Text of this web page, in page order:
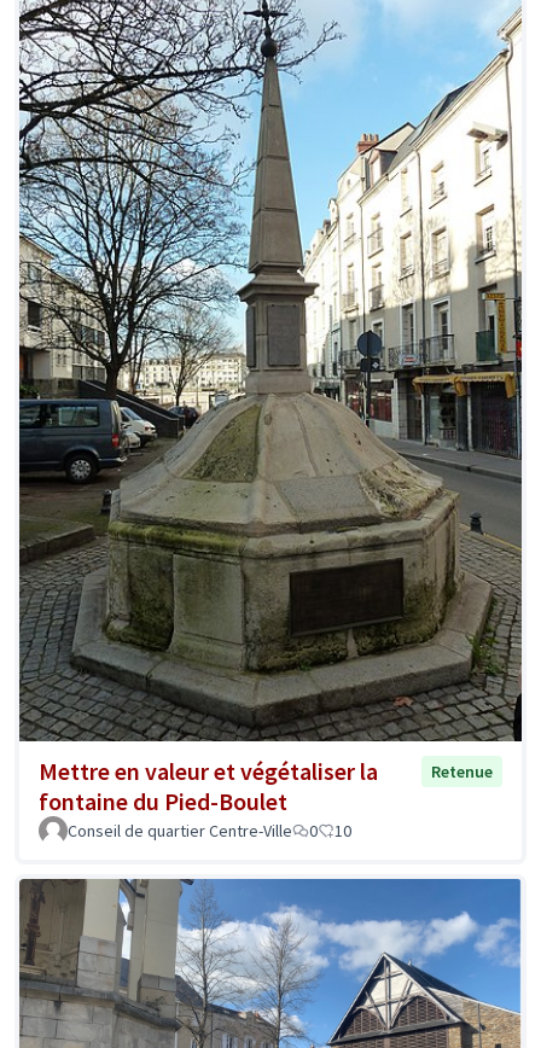
Mettre en valeur et végétaliser la
fontaine du Pied-Boulet
Retenue
Conseil de quartier Centre-Ville 0 10